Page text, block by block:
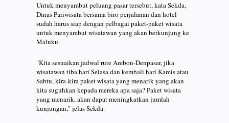
Untuk menyambut peluang pasar tersebut, kata Sekda,
Dinas Pariwisata bersama biro perjalanan dan hotel
sudah harus siap dengan pelbagai paket-paket wisata
untuk menyambut wisatawan yang akan berkunjung ke
Maluku.
"Kita sesuaikan jadwal rute Ambon-Denpasar, jika
wisatawan tiba hari Selasa dan kembali hari Kamis atau
Sabtu, kira-kira paket wisata yang menarik yang akan
kita suguhkan kepada mereka apa saja? Paket wisata
yang menarik, akan dapat meningkatkan jumlah
kunjungan," jelas Sekda.